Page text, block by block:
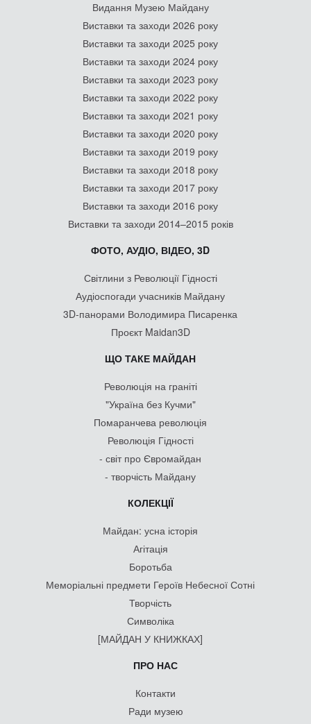
Видання Музею Майдану
Виставки та заходи 2026 року
Виставки та заходи 2025 року
Виставки та заходи 2024 року
Виставки та заходи 2023 року
Виставки та заходи 2022 року
Виставки та заходи 2021 року
Виставки та заходи 2020 року
Виставки та заходи 2019 року
Виставки та заходи 2018 року
Виставки та заходи 2017 року
Виставки та заходи 2016 року
Виставки та заходи 2014–2015 років
ФОТО, АУДІО, ВІДЕО, 3D
Світлини з Революції Гідності
Аудіоспогади учасників Майдану
3D-панорами Володимира Писаренка
Проєкт Maidan3D
ЩО ТАКЕ МАЙДАН
Революція на граніті
"Україна без Кучми"
Помаранчева революція
Революція Гідності
- світ про Євромайдан
- творчість Майдану
КОЛЕКЦІЇ
Майдан: усна історія
Агітація
Боротьба
Меморіальні предмети Героїв Небесної Сотні
Творчість
Символіка
[МАЙДАН У КНИЖКАХ]
ПРО НАС
Контакти
Ради музею